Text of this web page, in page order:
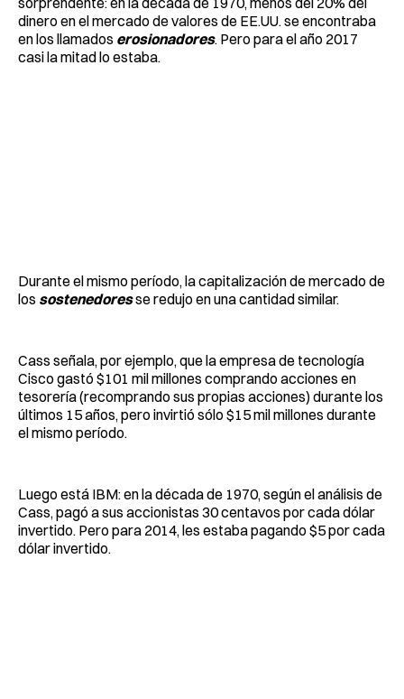
dinero en el mercado de valores de EE.UU. se encontraba
en los llamados erosionadores. Pero para el año 2017
casi la mitad lo estaba.
Durante el mismo período, la capitalización de mercado de
los sostenedoresse redujo en una cantidad similar.
Cass señala, por ejemplo, que la empresa de tecnología
Cisco gastó $101 mil millones comprando acciones en
tesorería (recomprando sus propias acciones) durante los
últimos 15 años, pero invirtió sólo $15 mil millones durante
el mismo período.
Luego está IBM: en la década de 1970, según el análisis de
Cass, pagó a sus accionistas 30 centavos por cada dólar
invertido. Pero para 2014, les estaba pagando $5 por cada
dólar invertido.